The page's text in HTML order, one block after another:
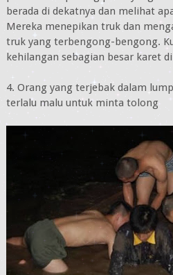
berada di dekatnya dan melihat
Mereka menepikan truk dan
truk yang terbengong-bengong.
kehilangan sebagian besar karet
4. Orang yang terjebak dalam
terlalu malu untuk minta tolong